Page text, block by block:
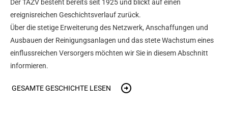
Der TAZV besteht bereits seit 1925 und blickt auf einen
ereignisreichen Geschichtsverlauf zurück.
Über die stetige Erweiterung des Netzwerk, Anschaffungen und
Ausbauen der Reinigungsanlagen und das stete Wachstum eines
einflussreichen Versorgers möchten wir Sie in diesem Abschnitt
informieren.
GESAMTE GESCHICHTE LESEN